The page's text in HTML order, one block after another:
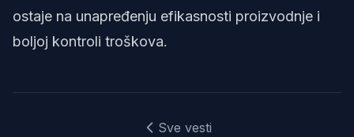
ostaje na unapređenju efikasnosti proizvodnje i
boljoj kontroli troškova.
Sve vesti